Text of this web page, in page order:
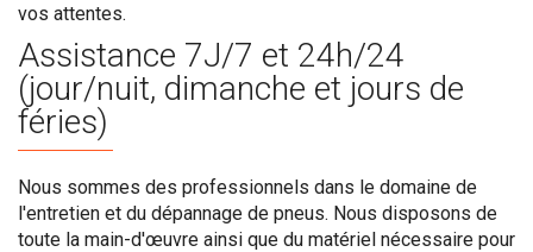
vos attentes.
Assistance 7J/7 et 24h/24
(jour/nuit, dimanche et jours de
féries)
Nous sommes des professionnels dans le domaine de
l'entretien et du dépannage de pneus. Nous disposons de
toute la main-d'œuvre ainsi que du matériel nécessaire pour